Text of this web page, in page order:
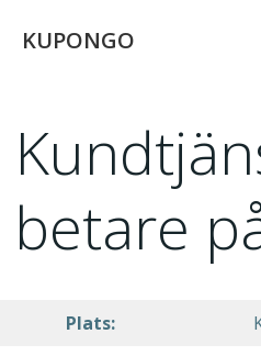
KUPONGO
betare
Plats: